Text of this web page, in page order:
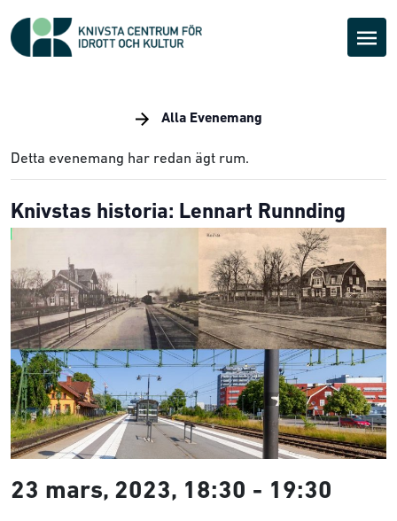
Alla Evenemang
Detta evenemang har redan ägt rum.
Knivstas historia: Lennart Runnding
23 mars, 2023, 18:30 - 19:30